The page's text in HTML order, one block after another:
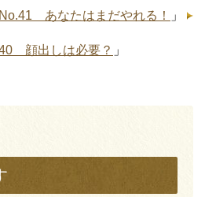
あなたはまだやれる！ 」
顔出しは必要？ 」